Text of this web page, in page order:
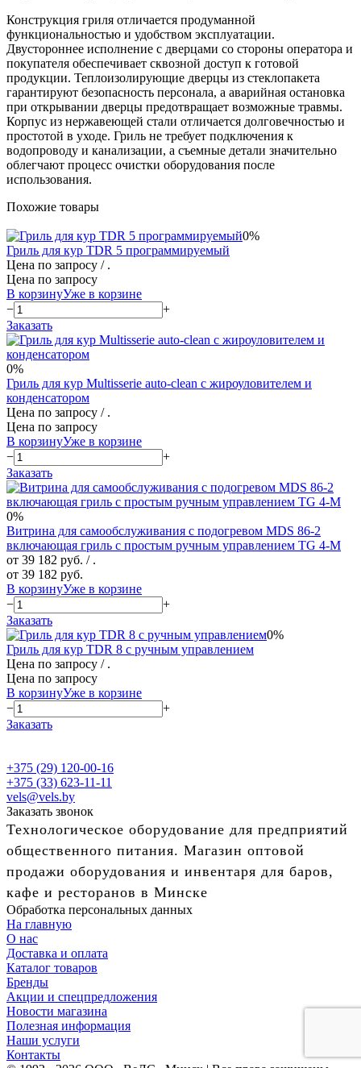
Конструкция гриля отличается продуманной
функциональностью и удобством эксплуатации.
Двустороннее исполнение с дверцами со стороны оператора и
покупателя обеспечивает сквозной доступ к готовой
продукции. Теплоизолирующие дверцы из стеклопакета
гарантируют безопасность персонала, а аварийная остановка
при открывании дверцы предотвращает возможные травмы.
Корпус из нержавеющей стали отличается долговечностью и
простотой в уходе. Гриль не требует подключения к
водопроводу и канализации, а съемные детали значительно
облегчают процесс очистки оборудования после
использования.
Похожие товары
0%
Гриль для кур TDR 5 программируемый
Цена по запросу / .
Цена по запросу
В корзинуУже в корзине
−
+
Заказать
0%
Гриль для кур Multisserie auto-clean с жироуловителем и
конденсатором
Цена по запросу / .
Цена по запросу
В корзинуУже в корзине
−
+
Заказать
0%
Витрина для самообслуживания с подогревом MDS 86-2
включающая гриль с простым ручным управлением TG 4-M
от 39 182 руб. / .
от 39 182 руб.
В корзинуУже в корзине
−
+
Заказать
0%
Гриль для кур TDR 8 с ручным управлением
Цена по запросу / .
Цена по запросу
В корзинуУже в корзине
−
+
Заказать
+375 (29) 120-00-16
+375 (33) 623-11-11
vels@vels.by
Заказать звонок
Технологическое оборудование для предприятий
общественного питания. Магазин оптовой
продажи оборудования и инвентаря для баров,
кафе и ресторанов в Минске
Обработка персональных данных
На главную
О нас
Доставка и оплата
Каталог товаров
Бренды
Акции и спецпредложения
Новости магазина
Полезная информация
Наши услуги
Контакты